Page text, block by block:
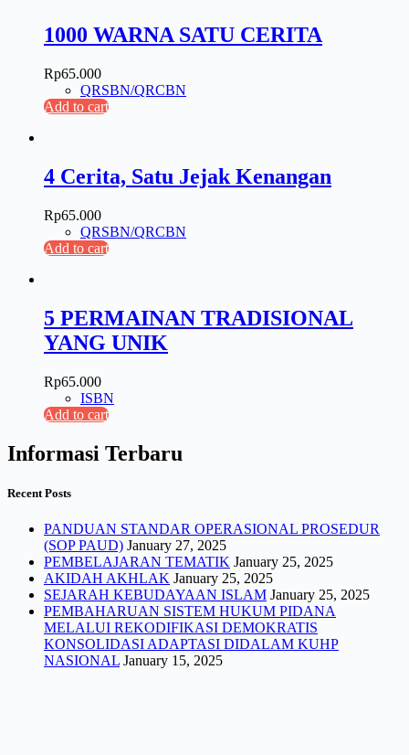
1000 WARNA SATU CERITA
Rp65.000
QRSBN/QRCBN
Add to cart
4 Cerita, Satu Jejak Kenangan
Rp65.000
QRSBN/QRCBN
Add to cart
5 PERMAINAN TRADISIONAL
YANG UNIK
Rp65.000
ISBN
Add to cart
Informasi Terbaru
Recent Posts
PANDUAN STANDAR OPERASIONAL PROSEDUR
(SOP PAUD) January 27, 2025
PEMBELAJARAN TEMATIK January 25, 2025
AKIDAH AKHLAK January 25, 2025
SEJARAH KEBUDAYAAN ISLAM January 25, 2025
PEMBAHARUAN SISTEM HUKUM PIDANA
MELALUI REKODIFIKASI DEMOKRATIS
KONSOLIDASI ADAPTASI DIDALAM KUHP
NASIONAL January 15, 2025